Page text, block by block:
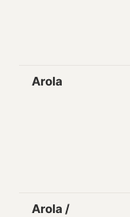
Arola
Arola /